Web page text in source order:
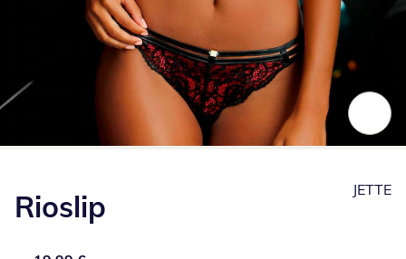
Rioslip JETTE